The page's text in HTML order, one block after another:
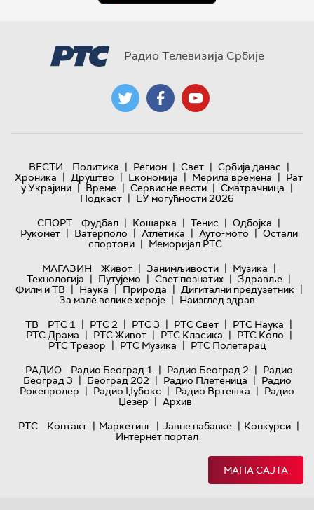
Радио Телевизија Србије
ВЕСТИ Политика | Регион | Свет | Србија данас |
Хроника | Друштво | Економија | Мерила времена | Рат
у Украјини | Време | Сервисне вести | Сматрачница |
Подкаст | ЕУ могућности 2026
СПОРТ
Фудбал | Кошарка | Тенис | Одбојка |
Рукомет | Ватерполо | Атлетика | Ауто-мото | Остали
спортови | Меморијал РТС
МАГАЗИН
Живот | Занимљивости | Музика |
Технологијa | Путујемо | Свет познатих | Здравље |
Филм и ТВ | Наука | Природа | Дигитални предузетник |
За мале велике хероје | Наизглед здрав
ТВ
РТС 1 | РТС 2 | РТС 3 | РТС Свет | РТС Наука |
РТС Драма | РТС Живот | РТС Класика | РТС Коло |
РТС Трезор | РТС Музика | РТС Полетарац
РАДИО
Радио Београд 1 | Радио Београд 2 | Радио
Београд 3 | Београд 202 | Радио Плетеница | Радио
Рокенролер | Радио Џубокс | Радио Вртешка | Радио
Џезер | Архив
РТС
Контакт | Маркетинг | Јавне набавке | Конкурси |
Интернет портал
МАПА САЈТА